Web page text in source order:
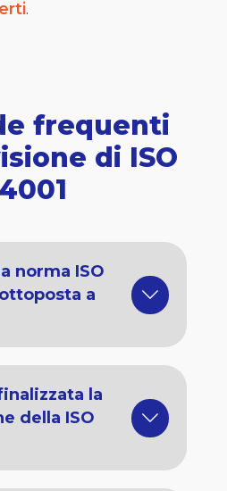
.
frequenti
di ISO
norma ISO
a
la
della ISO